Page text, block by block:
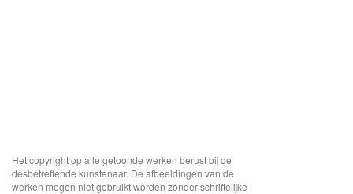
Het copyright op alle getoonde werken berust bij de
desbetreffende kunstenaar. De afbeeldingen van de
werken mogen niet gebruikt worden zonder schriftelijke